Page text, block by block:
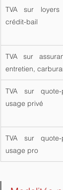
TVA sur
crédit-bail
TVA sur
entretien,
TVA sur quote-
usage privé
TVA sur quote-
usage pro